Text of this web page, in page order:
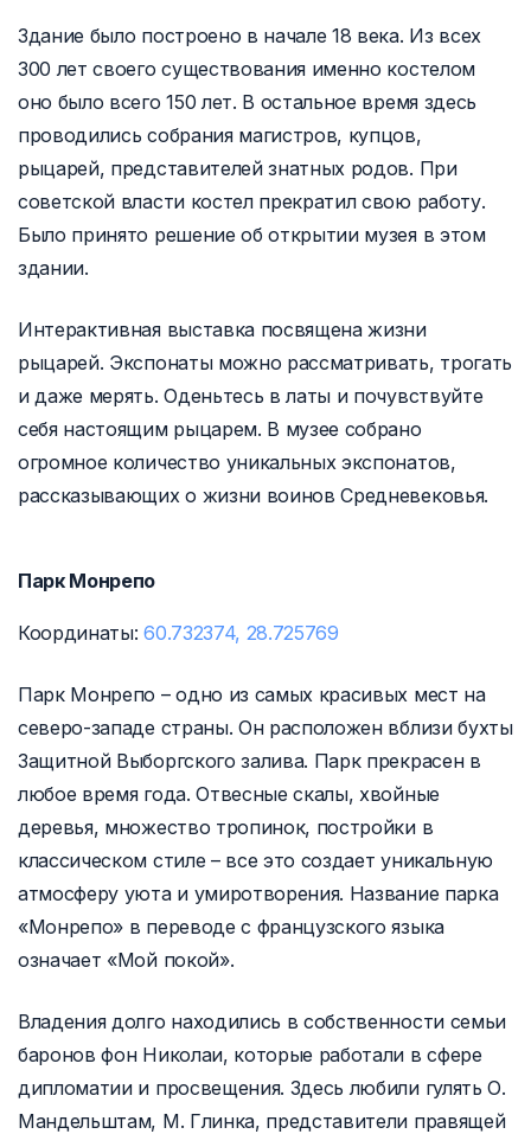
Здание было построено в начале 18 века. Из всех
300 лет своего существования именно костелом
оно было всего 150 лет. В остальное время здесь
проводились собрания магистров, купцов,
рыцарей, представителей знатных родов. При
советской власти костел прекратил свою работу.
Было принято решение об открытии музея в этом
здании.
Интерактивная выставка посвящена жизни
рыцарей. Экспонаты можно рассматривать, трогать
и даже мерять. Оденьтесь в латы и почувствуйте
себя настоящим рыцарем. В музее собрано
огромное количество уникальных экспонатов,
рассказывающих о жизни воинов Средневековья.
Парк Монрепо
Координаты:60.732374, 28.725769
Парк Монрепо – одно из самых красивых мест на
северо-западе страны. Он расположен вблизи бухты
Защитной Выборгского залива. Парк прекрасен в
любое время года. Отвесные скалы, хвойные
деревья, множество тропинок, постройки в
классическом стиле – все это создает уникальную
атмосферу уюта и умиротворения. Название парка
«Монрепо» в переводе с французского языка
означает «Мой покой».
Владения долго находились в собственности семьи
баронов фон Николаи, которые работали в сфере
дипломатии и просвещения. Здесь любили гулять О.
Мандельштам, М. Глинка, представители правящей